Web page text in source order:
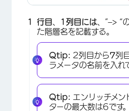
行目 1列目には 、”–> “
た階層名を記載する。
Qtip: 2列目から7列
ラメータの名前を入れ
Qtip: エンリッチメン
ターの最大数は6です。